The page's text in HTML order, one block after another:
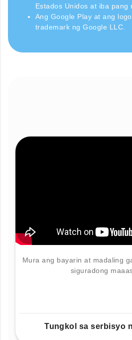
Estados Unidos at iba pang
Ang Google Play at ang
trademark ng Google LLC.
Mura ang bayarin at madaling
siguradong
Tungkol sa serbisyo